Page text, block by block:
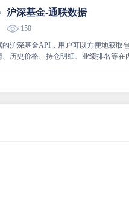
沪深基金-通联数据
150
的沪深基金API，用户可以方便地获取
、历史价格、持仓明细、业绩排名等在